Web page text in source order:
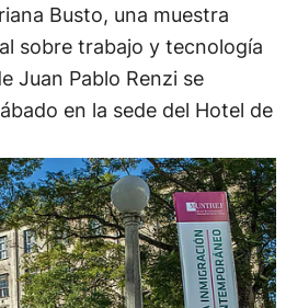
Busto, una muestra
sobre trabajo y tecnología
Juan Pablo Renzi se
en la sede del Hotel de